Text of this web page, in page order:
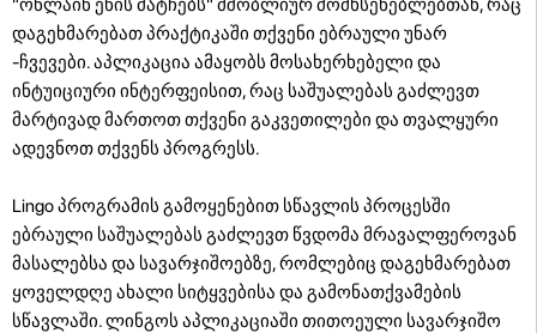
დაგეხმარებათ პრაქტიკაში თქვენი ებრაული უნარ
-ჩვევები. აპლიკაცია ამაყობს მოსახერხებელი და
ინტუიციური ინტერფეისით, რაც საშუალებას გაძლევთ
მარტივად მართოთ თქვენი გაკვეთილები და თვალყური
ადევნოთ თქვენს პროგრესს.
Lingo პროგრამის გამოყენებით სწავლის პროცესში
ებრაული საშუალებას გაძლევთ წვდომა მრავალფეროვან
მასალებსა და სავარჯიშოებზე, რომლებიც დაგეხმარებათ
ყოველდღე ახალი სიტყვებისა და გამონათქვამების
სწავლაში. ლინგოს აპლიკაციაში თითოეული სავარჯიშო